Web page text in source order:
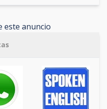
este anuncio